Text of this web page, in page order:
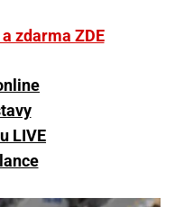
zdarma ZDE
LIVE